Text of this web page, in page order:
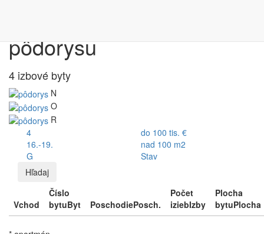
pôdorysu
4 izbové byty
N
O
R
4
do 100 tis. €
16.-19.
nad 100 m2
G
Stav
Hľadaj
Vchod
Číslo
bytuByt PoschodiePosch.
Počet
iziebIzby
Plocha
bytuPlocha